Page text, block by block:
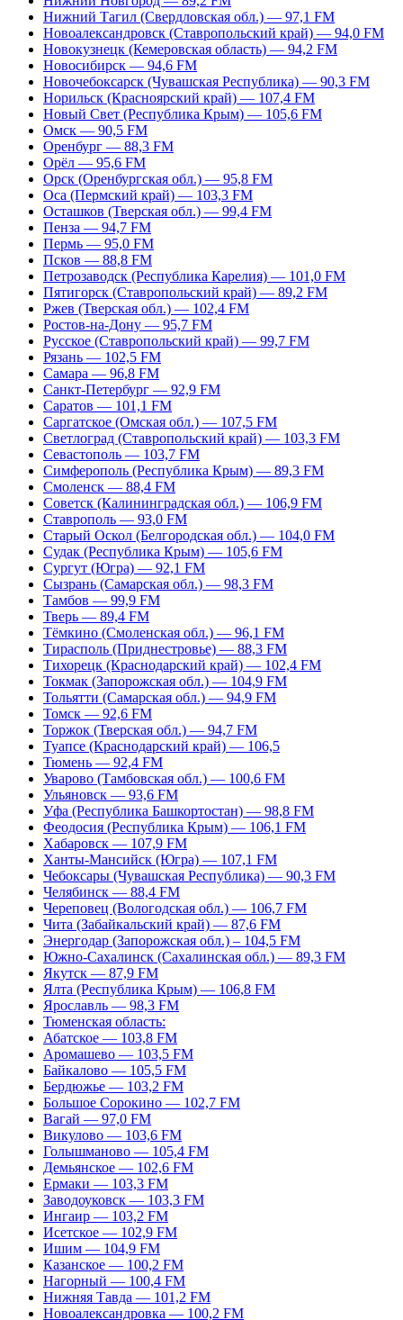
Нижний Тагил (Свердловская обл.) — 97,1 FM
Новоалександровск (Ставропольский край) — 94,0 FM
Новокузнецк (Кемеровская область) — 94,2 FM
Новосибирск — 94,6 FM
Новочебоксарск (Чувашская Республика) — 90,3 FM
Норильск (Красноярский край) — 107,4 FM
Новый Свет (Республика Крым) — 105,6 FM
Омск — 90,5 FM
Оренбург — 88,3 FM
Орёл — 95,6 FM
Орск (Оренбургская обл.) — 95,8 FM
Оса (Пермский край) — 103,3 FM
Осташков (Тверская обл.) — 99,4 FM
Пенза — 94,7 FM
Пермь — 95,0 FM
Псков — 88,8 FM
Петрозаводск (Республика Карелия) — 101,0 FM
Пятигорск (Ставропольский край) — 89,2 FM
Ржев (Тверская обл.) — 102,4 FM
Ростов-на-Дону — 95,7 FM
Русское (Ставропольский край) — 99,7 FM
Рязань — 102,5 FM
Самара — 96,8 FM
Санкт-Петербург — 92,9 FM
Саратов — 101,1 FM
Саргатское (Омская обл.) — 107,5 FM
Светлоград (Ставропольский край) — 103,3 FM
Севастополь — 103,7 FM
Симферополь (Республика Крым) — 89,3 FM
Смоленск — 88,4 FM
Советск (Калининградская обл.) — 106,9 FM
Ставрополь — 93,0 FM
Старый Оскол (Белгородская обл.) — 104,0 FM
Судак (Республика Крым) — 105,6 FM
Сургут (Югра) — 92,1 FM
Сызрань (Самарская обл.) — 98,3 FM
Тамбов — 99,9 FM
Тверь — 89,4 FM
Тёмкино (Смоленская обл.) — 96,1 FM
Тирасполь (Приднестровье) — 88,3 FM
Тихорецк (Краснодарский край) — 102,4 FM
Токмак (Запорожская обл.) — 104,9 FM
Тольятти (Самарская обл.) — 94,9 FM
Томск — 92,6 FM
Торжок (Тверская обл.) — 94,7 FM
Туапсе (Краснодарский край) — 106,5
Тюмень — 92,4 FM
Уварово (Тамбовская обл.) — 100,6 FM
Ульяновск — 93,6 FM
Уфа (Республика Башкортостан) — 98,8 FM
Феодосия (Республика Крым) — 106,1 FM
Хабаровск — 107,9 FM
Ханты-Мансийск (Югра) — 107,1 FM
Чебоксары (Чувашская Республика) — 90,3 FM
Челябинск — 88,4 FM
Череповец (Вологодская обл.) — 106,7 FM
Чита (Забайкальский край) — 87,6 FM
Энергодар (Запорожская обл.) – 104,5 FM
Южно-Сахалинск (Сахалинская обл.) — 89,3 FM
Якутск — 87,9 FM
Ялта (Республика Крым) — 106,8 FM
Ярославль — 98,3 FM
Тюменская область:
Абатское — 103,8 FM
Аромашево — 103,5 FM
Байкалово — 105,5 FM
Бердюжье — 103,2 FM
Большое Сорокино — 102,7 FM
Вагай — 97,0 FM
Викулово — 103,6 FM
Голышманово — 105,4 FM
Демьянское — 102,6 FM
Ермаки — 103,3 FM
Заводоуковск — 103,3 FM
Ингаир — 103,2 FM
Исетское — 102,9 FM
Ишим — 104,9 FM
Казанское — 100,2 FM
Нагорный — 100,4 FM
Нижняя Тавда — 101,2 FM
Новоалександровка — 100,2 FM